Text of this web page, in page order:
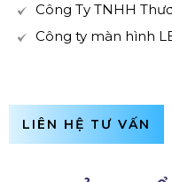
Công Ty TNHH
Công ty màn hình
LIÊN HỆ TƯ VẤN